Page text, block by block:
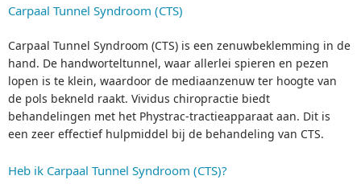
Carpaal Tunnel Syndroom (CTS)
Carpaal Tunnel Syndroom (CTS) is een zenuwbeklemming in de
hand. De handworteltunnel, waar allerlei spieren en pezen
lopen is te klein, waardoor de mediaanzenuw ter hoogte van
de pols bekneld raakt. Vividus chiropractie biedt
behandelingen met het Phystrac-tractieapparaat aan. Dit is
een zeer effectief hulpmiddel bij de behandeling van CTS.
Heb ik Carpaal Tunnel Syndroom (CTS)?